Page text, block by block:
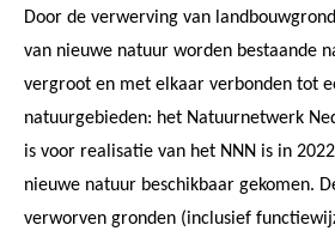
Door de verwerving van
van nieuwe natuur worden bestaande
vergroot en met elkaar verbonden tot
natuurgebieden: het Natuurnetwerk
is voor realisatie van het NNN is in
nieuwe natuur beschikbaar gekomen.
verworven gronden (inclusief